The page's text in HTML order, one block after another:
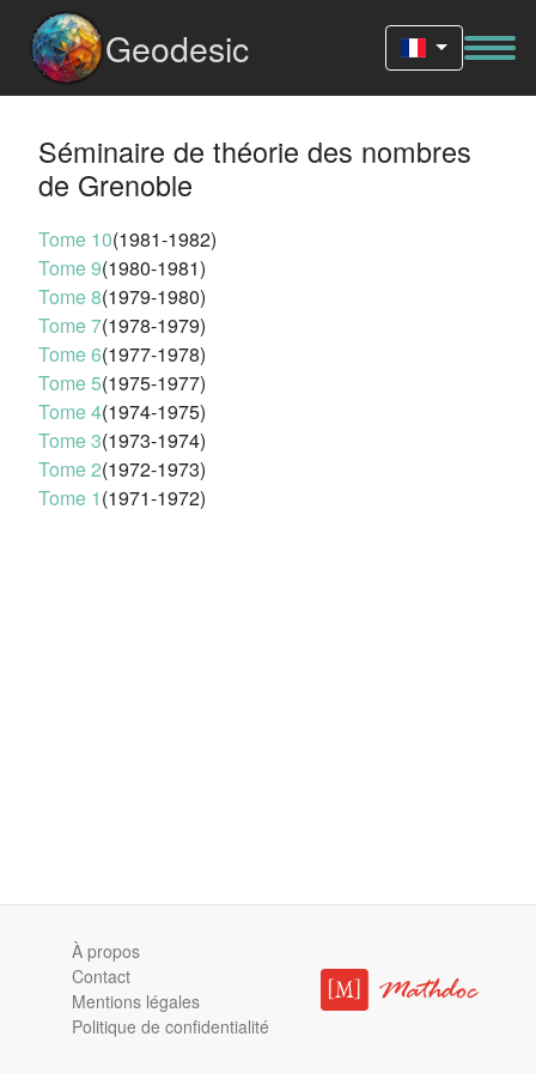
Geodesic
Séminaire de théorie des nombres
de Grenoble
Tome 10(1981-1982)
Tome 9(1980-1981)
Tome 8(1979-1980)
Tome 7(1978-1979)
Tome 6(1977-1978)
Tome 5(1975-1977)
Tome 4(1974-1975)
Tome 3(1973-1974)
Tome 2(1972-1973)
Tome 1(1971-1972)
À propos
Contact
Mentions légales
Politique de confidentialité